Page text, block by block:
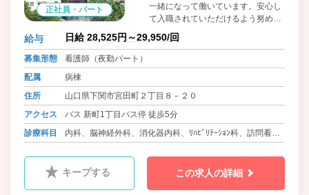
正社員・パート
一緒になって働いています。安心し
て入職されていただけるよう努めて
まいります。
給与 日給 28,525円～29,950/回
募集形態
看護師（夜勤パート）
配属
病棟
住所
山口県下関市宮田町２丁目８－２０
アクセス
バス 新町1丁目バス停 徒歩5分
診療科目
内科、脳神経外科、消化器内科、ﾘﾊﾋﾞﾘﾃｰｼｮﾝ科、訪問看
キープする この求人の詳細